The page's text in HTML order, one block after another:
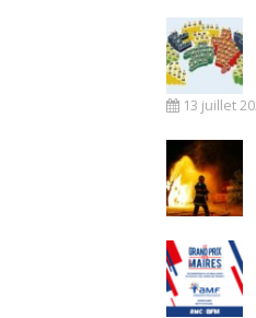
13 juillet